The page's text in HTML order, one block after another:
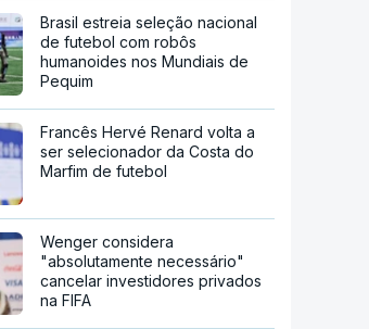
Brasil estreia seleção nacional
de futebol com robôs
humanoides nos Mundiais de
Pequim
Francês Hervé Renard volta a
ser selecionador da Costa do
Marfim de futebol
Wenger considera
"absolutamente necessário"
cancelar investidores privados
na FIFA